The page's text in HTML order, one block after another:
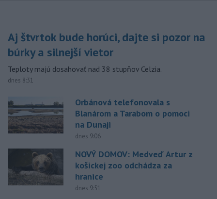
Aj štvrtok bude horúci, dajte si pozor na
búrky a silnejší vietor
Teploty majú dosahovať nad 38 stupňov Celzia.
dnes 8:31
Orbánová telefonovala s
Blanárom a Tarabom o pomoci
na Dunaji
dnes 9:06
NOVÝ DOMOV: Medveď Artur z
košickej zoo odchádza za
hranice
dnes 9:51